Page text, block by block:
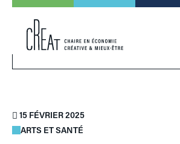
15 FÉVRIER 2025
ARTS ET SANTÉ